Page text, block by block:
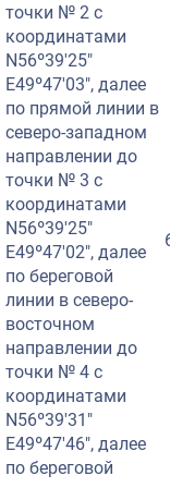
точки № 2 с
координатами
N56º39′25″
E49º47′03″, далее
по прямой линии в
северо-западном
направлении до
точки № 3 с
координатами
N56º39′25″
E49º47′02″, далее
по береговой
линии в северо-
восточном
направлении до
точки № 4 с
координатами
N56º39′31″
E49º47′46″, далее
по береговой